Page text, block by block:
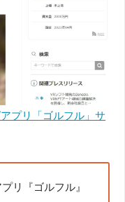
プリ「ゴルフル」サ
リ『ゴルフル』